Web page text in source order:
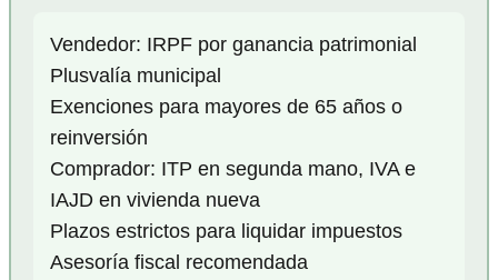
Vendedor: IRPF por ganancia patrimonial
Plusvalía municipal
Exenciones para mayores de 65 años o
reinversión
Comprador: ITP en segunda mano, IVA e
IAJD en vivienda nueva
Plazos estrictos para liquidar impuestos
Asesoría fiscal recomendada